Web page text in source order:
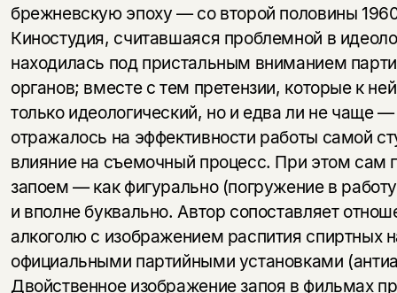
брежневскую эпоху — со второй половины
Киностудия, считавшаяся проблемной в
находилась под пристальным вниманием
органов; вместе с тем претензии, которые к
только идеологический, но и едва ли не чаще
отражалось на эффективности работы самой
влияние на съемочный процесс. При этом сам
запоем — как фигурально (погружение в
и вполне буквально. Автор сопоставляет
алкоголю с изображением распития спиртных
официальными партийными установками
Двойственное изображение запоя в фильмах